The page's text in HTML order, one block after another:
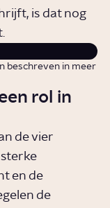
is dat nog
beschreven in meer
rol in
de vier
en de
de